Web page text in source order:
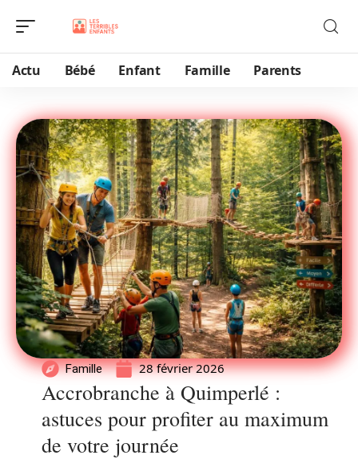
Actu Bébé Enfant Famille Parents
Famille 28 février 2026
Accrobranche à Quimperlé :
astuces pour profiter au maximum
de votre journée